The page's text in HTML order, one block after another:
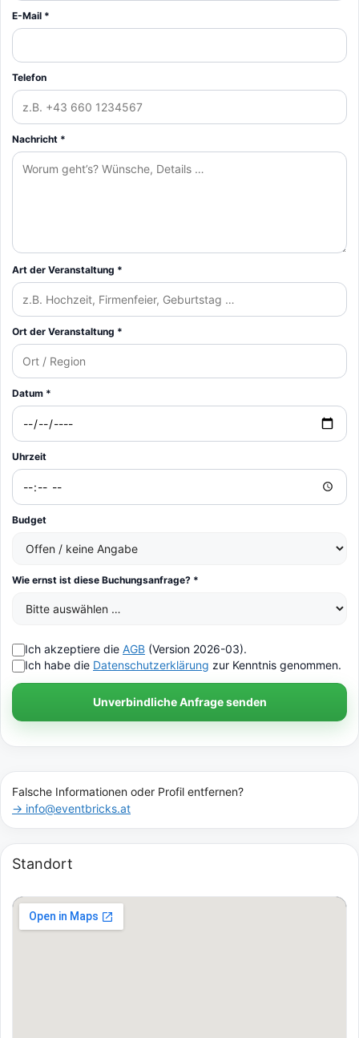
E-Mail *
Telefon
Nachricht *
Art der Veranstaltung *
Ort der Veranstaltung *
Datum *
Uhrzeit
Budget
Wie ernst ist diese Buchungsanfrage? *
Ich akzeptiere die AGB (Version 2026-03).
Ich habe die Datenschutzerklärung zur Kenntnis genommen.
Unverbindliche Anfrage senden
Falsche Informationen oder Profil entfernen?
→ info@eventbricks.at
Standort